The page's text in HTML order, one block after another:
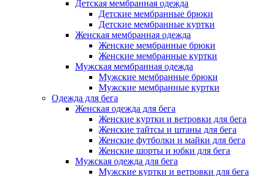
Детская мембранная одежда
Детские мембранные брюки
Детские мембранные куртки
Женская мембранная одежда
Женские мембранные брюки
Женские мембранные куртки
Мужская мембранная одежда
Мужские мембранные брюки
Мужские мембранные куртки
Одежда для бега
Женская одежда для бега
Женские куртки и ветровки для бега
Женские тайтсы и штаны для бега
Женские футболки и майки для бега
Женские шорты и юбки для бега
Мужская одежда для бега
Мужские куртки и ветровки для бега